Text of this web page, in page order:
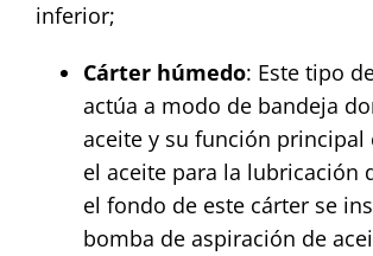
inferior;
Cárter húmedo: Este tipo
actúa a modo de bandeja
aceite y su función principal
el aceite para la lubricación
el fondo de este cárter se
bomba de aspiración de